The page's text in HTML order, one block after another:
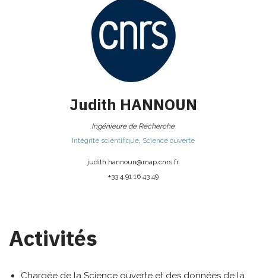
Judith HANNOUN
Ingénieure de Recherche
Intégrité scientifique, Science ouverte
judith.hannoun@map.cnrs.fr
+33 4 91 16 43 49
Activités
Chargée de la Science ouverte et des données de la